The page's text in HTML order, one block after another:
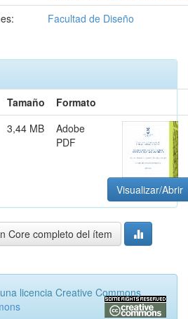
Facultad de Diseño
Tamaño
Formato
3,44 MB
Adobe
PDF
Visualizar/Abrir
Core completo del ítem
licencia Creative Commons